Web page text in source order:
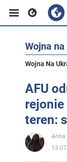
Wojna
Wojna Na
AFU
rejonie
teren:
Anna